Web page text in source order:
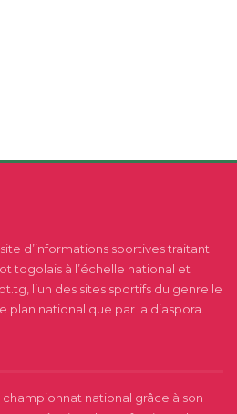
d’informations sportives traitant
togolais à l’échelle national et
l’un des sites sportifs du genre le
plan national que par la diaspora.
national grâce à son